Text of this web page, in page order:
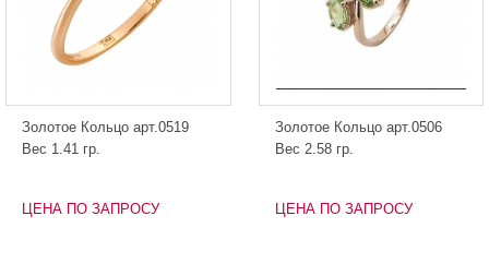
Золотое Кольцо арт.0519
Вес 1.41 гр.
ЦЕНА ПО ЗАПРОСУ
Золотое Кольцо арт.0506
Вес 2.58 гр.
ЦЕНА ПО ЗАПРОСУ